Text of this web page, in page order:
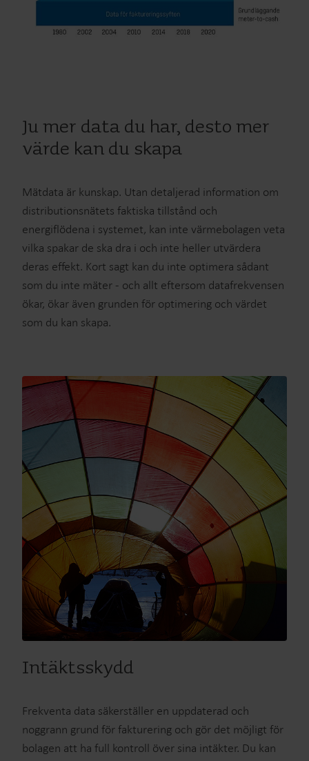
Ju mer data du har, desto mer
värde kan du skapa
Mätdata är kunskap. Utan detaljerad information om
distributionsnätets faktiska tillstånd och
energiflödena i systemet, kan inte värmebolagen veta
vilka spakar de ska dra i och inte heller utvärdera
deras effekt. Kort sagt kan du inte optimera sådant
som du inte mäter - och allt eftersom datafrekvensen
ökar, ökar även grunden för optimering och värdet
som du kan skapa.
Intäktsskydd
Frekventa data säkerställer en uppdaterad och
noggrann grund för fakturering och gör det möjligt för
bolagen att ha full kontroll över sina intäkter. Du kan